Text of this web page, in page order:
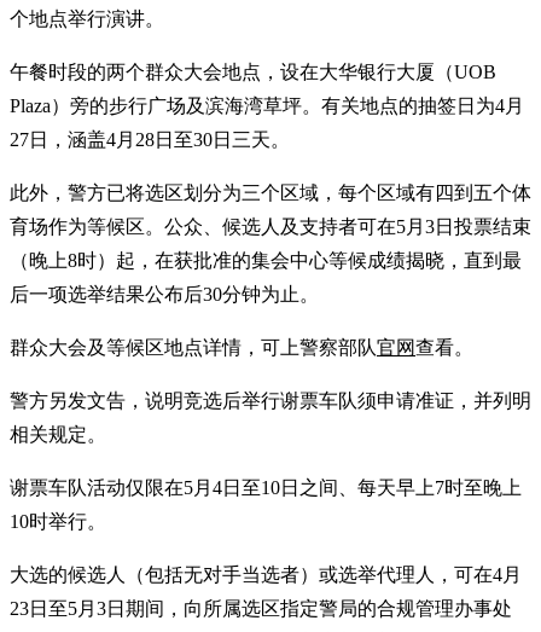
个地点举行演讲。
午餐时段的两个群众大会地点，设在大华银行大厦（UOB
Plaza）旁的步行广场及滨海湾草坪。有关地点的抽签日为4月
27日，涵盖4月28日至30日三天。
此外，警方已将选区划分为三个区域，每个区域有四到五个体
育场作为等候区。公众、候选人及支持者可在5月3日投票结束
（晚上8时）起，在获批准的集会中心等候成绩揭晓，直到最
后一项选举结果公布后30分钟为止。
群众大会及等候区地点详情，可上警察部队官网查看。
警方另发文告，说明竞选后举行谢票车队须申请准证，并列明
相关规定。
谢票车队活动仅限在5月4日至10日之间、每天早上7时至晚上
10时举行。
大选的候选人（包括无对手当选者）或选举代理人，可在4月
23日至5月3日期间，向所属选区指定警局的合规管理办事处